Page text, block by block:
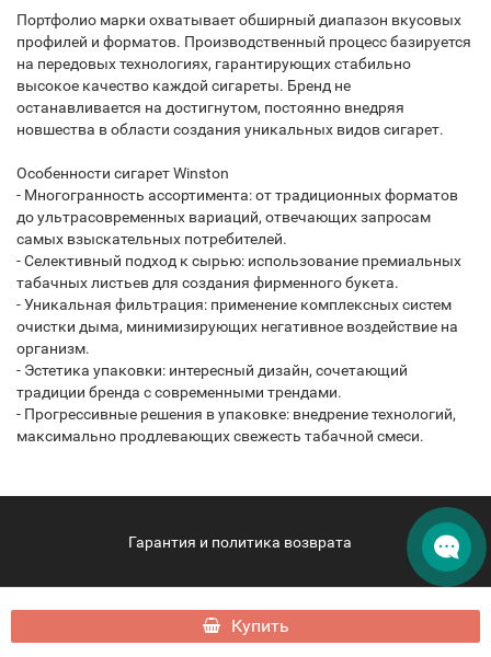
Купить
Портфолио марки охватывает обширный диапазон вкусовых
профилей и форматов. Производственный процесс базируется
на передовых технологиях, гарантирующих стабильно
высокое качество каждой сигареты. Бренд не
останавливается на достигнутом, постоянно внедряя
новшества в области создания уникальных видов сигарет.
Особенности сигарет Winston
- Многогранность ассортимента: от традиционных форматов
до ультрасовременных вариаций, отвечающих запросам
самых взыскательных потребителей.
- Селективный подход к сырью: использование премиальных
табачных листьев для создания фирменного букета.
- Уникальная фильтрация: применение комплексных систем
очистки дыма, минимизирующих негативное воздействие на
организм.
- Эстетика упаковки: интересный дизайн, сочетающий
традиции бренда с современными трендами.
- Прогрессивные решения в упаковке: внедрение технологий,
максимально продлевающих свежесть табачной смеси.
Гарантия и политика возврата
hqdphuket.com - HQD Phuket © 2026